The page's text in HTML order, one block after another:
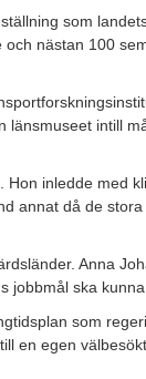
som
nästan 100
länsmuseet intill
Hon inledde med
annat då de
Anna
jobbmål ska
som
en egen